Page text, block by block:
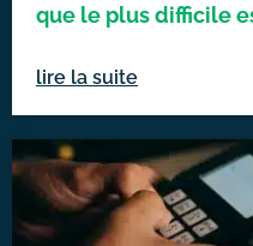
que le plus difficile
lire la suite